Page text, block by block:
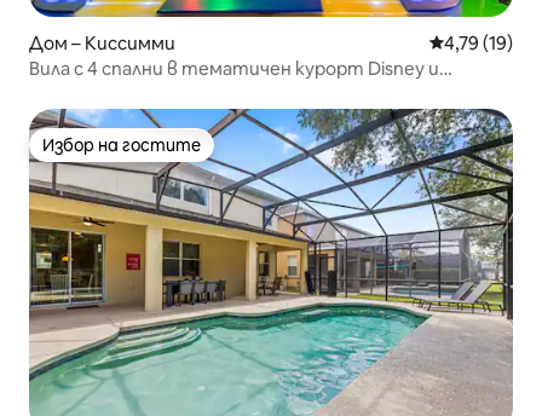
Дом – Киссимми Средна
4,79 (19)
Вила с 4 спални в тематичен курорт Disney и
Избор на гостите
Избор на гостите